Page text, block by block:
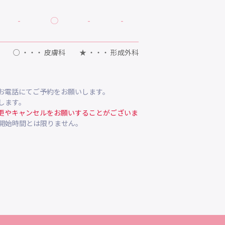
- ○ - -
○ ・・・ 皮膚科 ★ ・・・ 形成外科
話にてご予約をお願いします。
す。
やキャンセルをお願いすることがございま
時間とは限りません。